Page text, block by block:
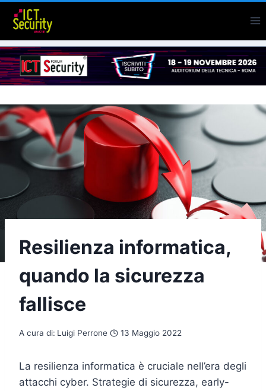
Salta
contenuto
Resilienza informatica,
quando la sicurezza
fallisce
A cura di: Luigi Perrone 13 Maggio 2022
La resilienza informatica è cruciale nell’era degli
attacchi cyber. Strategie di sicurezza, early-